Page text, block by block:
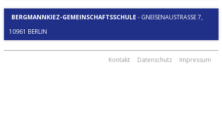
BERGMANNKIEZ-GEMEINSCHAFTSSCHULE - GNEISENAUSTRASSE 7, 1
0961 BERLIN
Kontakt Datenschutz Impressum